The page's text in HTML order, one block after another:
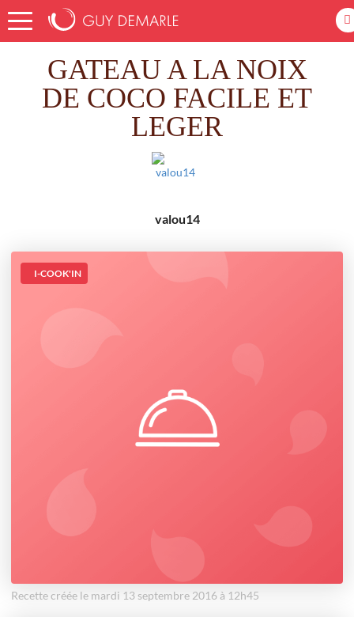
Accueil
Recettes
GATEAU A LA NOIX DE COCO FACILE ET LEGER
GATEAU A LA NOIX
DE COCO FACILE ET
LEGER
valou14
I-COOK'IN
Recette créée le mardi 13 septembre 2016 à 12h45